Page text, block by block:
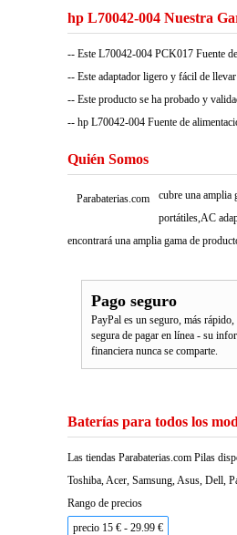
hp L70042-004 Nuestra
-- Este L70042-004 PCK017 Fuente
-- Este adaptador ligero y fácil de
-- Este producto se ha probado y
-- hp L70042-004 Fuente de
Quién Somos
Parabaterias.com
cubre una amplia
portátiles,AC
encontrará una amplia gama de
Pago seguro
PayPal es un seguro, más rápido,
segura de pagar en línea - su
financiera nunca se comparte.
Baterías para todos los
Las tiendas Parabaterias.com Pilas
Toshiba, Acer, Samsung, Asus, Dell,
Rango de precios
precio 15 € - 29.99 €